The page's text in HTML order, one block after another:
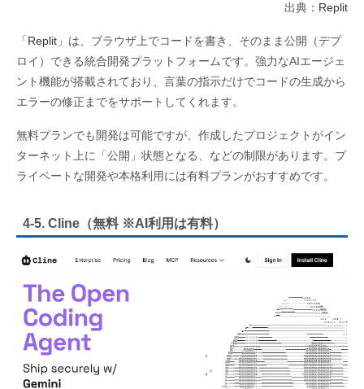
出典： Replit
「 Replit 」は、ブラウザ上でコードを書き、そのまま公開（デプ
ロイ）できる統合開発プラットフォームです。強力なAIエージェ
ント機能が搭載されており、言葉の指示だけでコードの生成から
エラーの修正までをサポートしてくれます。
無料プランでも開発は可能ですが、作成したプロジェクトがイン
ターネット上に「公開」状態となる、などの制限があります。プ
ライベートな開発や本格利用には有料プランがおすすめです。
4-5. Cline（無料 ※AI利用は有料）